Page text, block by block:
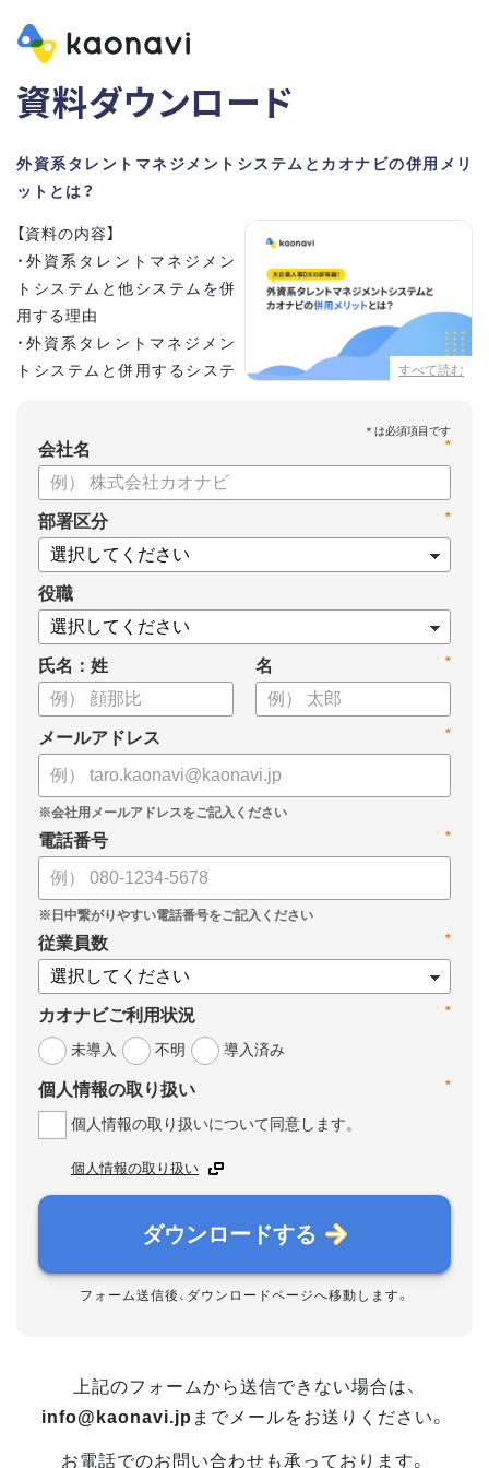
資料ダウンロード
外資系タレントマネジメントシステムとカオナビの併用メリ
ットとは？
すべて読む
【資料の内容】
・外資系タレントマネジメン
トシステムと他システムを併
用する理由
・外資系タレントマネジメン
トシステムと併用するシステ
・お客さまの声
*
会社名
*
部署区分
役職
氏名：姓 *
名
*
メールアドレス
*
電話番号
*
従業員数
*
カオナビご利用状況
未導入
不明 導入済み
*
個人情報の取り扱い
個人情報の取り扱いについて同意します。
個人情報の取り扱い
ダウンロードする
フォーム送信後、ダウンロードページへ移動します。
上記のフォームから送信できない場合は、
info@kaonavi.jp までメールをお送りください。
お電話でのお問い合わせも承っております。